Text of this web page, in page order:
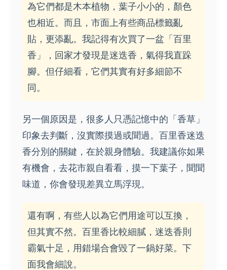
為它們都是木本植物，葉子小小的，顏色
也相近。而且，市面上有些商品標籤亂
貼，更添亂。我記得有次買了一盆「百里
香」，回家才發現是迷迭香，氣得我直跺
腳。但仔細看，它們其實有好多細節不
同。
另一個原因是，很多人只憑記憶中的「香草」
印象去判斷，沒實際摸過或聞過。百里香迷迭
香分別的關鍵，在於親身體驗。我建議你如果
有機會，去花市親自看看，摸一下葉子，聞聞
味道，你會發現差異立馬浮現。
還有啊，有些人以為它們用途可以互換，
但其實不然。百里香比較細膩，迷迭香則
霸氣十足，用錯場合會毀了一鍋好菜。下
面我會細說。